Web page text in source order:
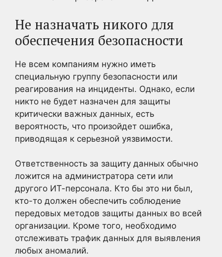
Не назначать никого для
обеспечения безопасности
Не всем компаниям нужно иметь
специальную группу безопасности или
реагирования на инциденты. Однако, если
никто не будет назначен для защиты
критически важных данных, есть
вероятность, что произойдет ошибка,
приводящая к серьезной уязвимости.
Ответственность за защиту данных обычно
ложится на администратора сети или
другого ИТ-персонала. Кто бы это ни был,
кто-то должен обеспечить соблюдение
передовых методов защиты данных во всей
организации. Кроме того, необходимо
отслеживать трафик данных для выявления
любых аномалий.